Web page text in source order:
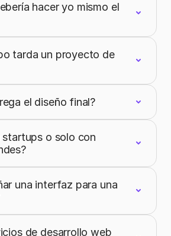
hacer yo mismo el
tarda un proyecto de
el diseño final?
startups o solo con
una interfaz para una
de desarrollo web